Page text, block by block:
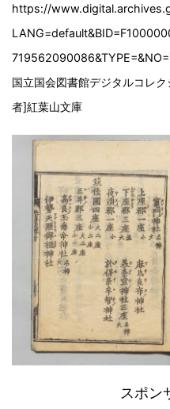
https://
719562090086&TYPE=&NO=
国立国会図書館デジタルコレ
者]紅葉山文庫
スポン